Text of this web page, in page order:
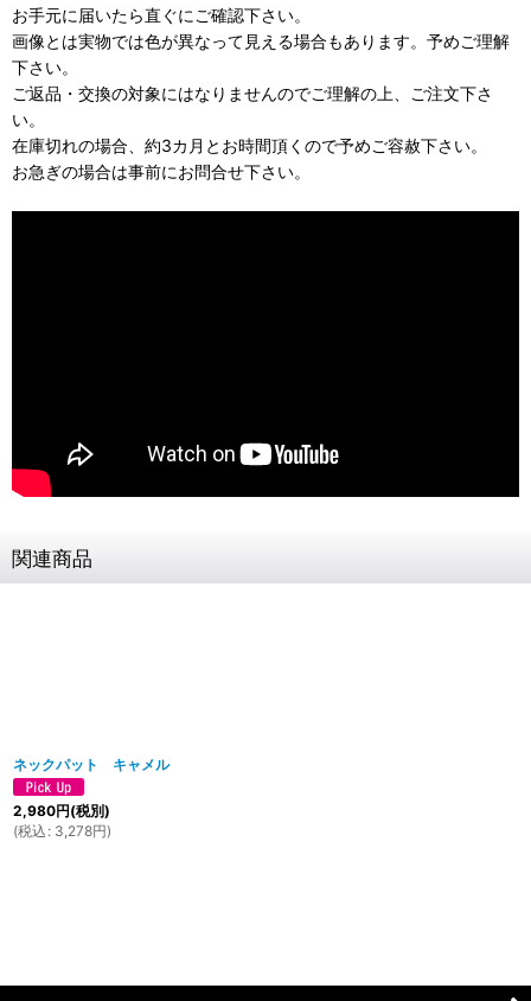
お手元に届いたら直ぐにご確認下さい。
画像とは実物では色が異なって見える場合もあります。予めご理解
下さい。
ご返品・交換の対象にはなりませんのでご理解の上、ご注文下さ
い。
在庫切れの場合、約3カ月とお時間頂くので予めご容赦下さい。
お急ぎの場合は事前にお問合せ下さい。
関連商品
ネックパット キャメル
2,980円(税別)
(税込 : 3,278円)